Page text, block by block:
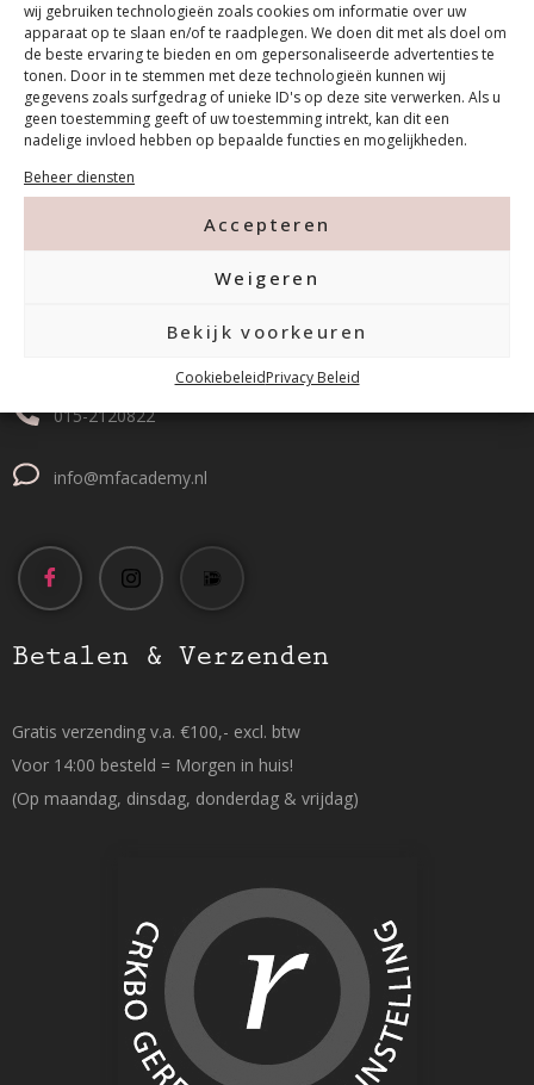
wij gebruiken technologieën zoals cookies om informatie over uw
apparaat op te slaan en/of te raadplegen. We doen dit met als doel om
de beste ervaring te bieden en om gepersonaliseerde advertenties te
tonen. Door in te stemmen met deze technologieën kunnen wij
gegevens zoals surfgedrag of unieke ID's op deze site verwerken. Als u
geen toestemming geeft of uw toestemming intrekt, kan dit een
nadelige invloed hebben op bepaalde functies en mogelijkheden.
Beheer diensten
Accepteren
Weigeren
Bekijk voorkeuren
CookiebeleidPrivacy Beleid
015-2120822
info@mfacademy.nl
Betalen & Verzenden
Gratis verzending v.a. €100,- excl. btw
Voor 14:00 besteld = Morgen in huis!
(Op maandag, dinsdag, donderdag & vrijdag)